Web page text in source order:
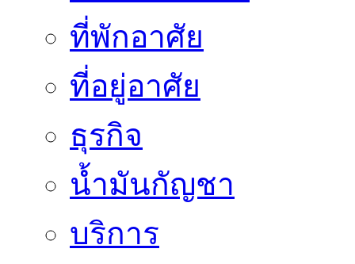
ที่พักอาศัย
ที่อยู่อาศัย
ธุรกิจ
น้ำมันกัญชา
บริการ